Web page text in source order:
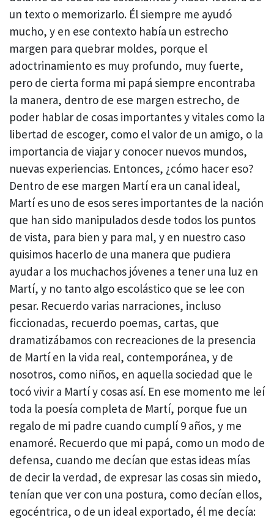
un texto o memorizarlo. Él siempre me ayudó
mucho, y en ese contexto había un estrecho
margen para quebrar moldes, porque el
adoctrinamiento es muy profundo, muy fuerte,
pero de cierta forma mi papá siempre encontraba
la manera, dentro de ese margen estrecho, de
poder hablar de cosas importantes y vitales como la
libertad de escoger, como el valor de un amigo, o la
importancia de viajar y conocer nuevos mundos,
nuevas experiencias. Entonces, ¿cómo hacer eso?
Dentro de ese margen Martí era un canal ideal,
Martí es uno de esos seres importantes de la nación
que han sido manipulados desde todos los puntos
de vista, para bien y para mal, y en nuestro caso
quisimos hacerlo de una manera que pudiera
ayudar a los muchachos jóvenes a tener una luz en
Martí, y no tanto algo escolástico que se lee con
pesar. Recuerdo varias narraciones, incluso
ficcionadas, recuerdo poemas, cartas, que
dramatizábamos con recreaciones de la presencia
de Martí en la vida real, contemporánea, y de
nosotros, como niños, en aquella sociedad que le
tocó vivir a Martí y cosas así. En ese momento me leí
toda la poesía completa de Martí, porque fue un
regalo de mi padre cuando cumplí 9 años, y me
enamoré. Recuerdo que mi papá, como un modo de
defensa, cuando me decían que estas ideas mías
de decir la verdad, de expresar las cosas sin miedo,
tenían que ver con una postura, como decían ellos,
egocéntrica, o de un ideal exportado, él me decía: